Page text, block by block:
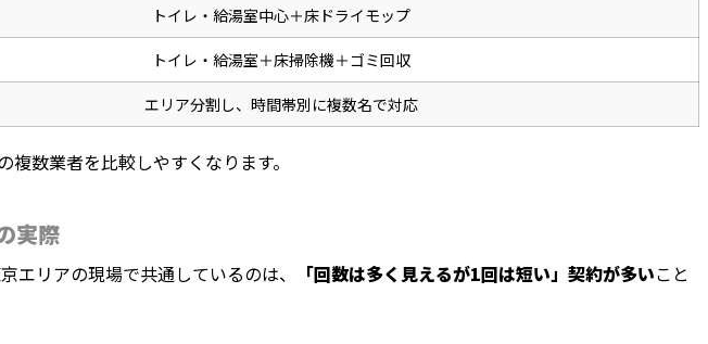
トイレ・給湯室中心＋床ドライモップ
トイレ・給湯室＋床掃除機＋ゴミ回収
エリア分割し、時間帯別に複数名で対応
数業者を比較しやすくなります。
実際
エリアの現場で共通しているのは、 「回数は多く見えるが1回は短い」契約が多いこと